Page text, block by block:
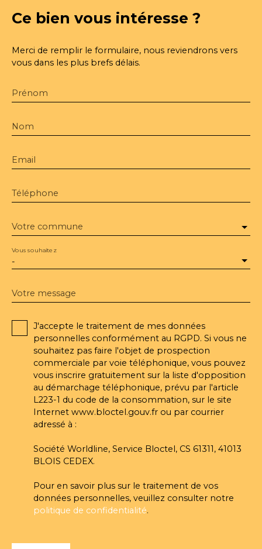
Ce bien vous intéresse ?
Merci de remplir le formulaire, nous reviendrons vers
vous dans les plus brefs délais.
Prénom
Nom
Email
Téléphone
Votre commune
-
Vous souhaitez
Votre message
J'accepte le traitement de mes données
personnelles conformément au RGPD. Si vous ne
souhaitez pas faire l'objet de prospection
commerciale par voie téléphonique, vous pouvez
vous inscrire gratuitement sur la liste d'opposition
au démarchage téléphonique, prévu par l'article
L223-1 du code de la consommation, sur le site
Internet www.bloctel.gouv.fr ou par courrier
adressé à :
Société Worldline, Service Bloctel, CS 61311, 41013
BLOIS CEDEX.
Pour en savoir plus sur le traitement de vos
données personnelles, veuillez consulter notre
politique de confidentialité.